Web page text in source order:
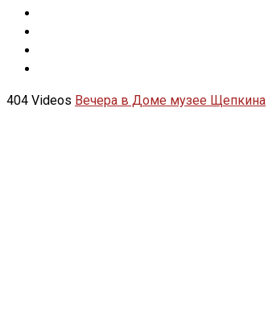
404 Videos Вечера в Доме музее Щепкина